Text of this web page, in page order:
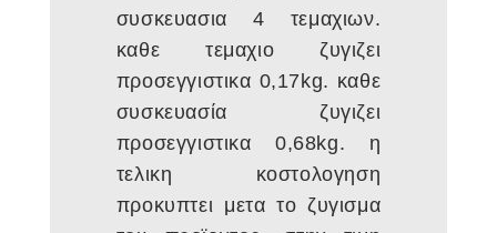
συσκευασια 4 τεμαχιων.
καθε τεμαχιο ζυγιζει
προσεγγιστικα 0,17kg. καθε
συσκευασία ζυγιζει
προσεγγιστικα 0,68kg. η
τελικη κοστολογηση
προκυπτει μετα το ζυγισμα